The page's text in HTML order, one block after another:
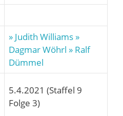
» Judith Williams »
Dagmar Wöhrl » Ralf
Dümmel
5.4.2021 (Staffel 9
Folge 3)